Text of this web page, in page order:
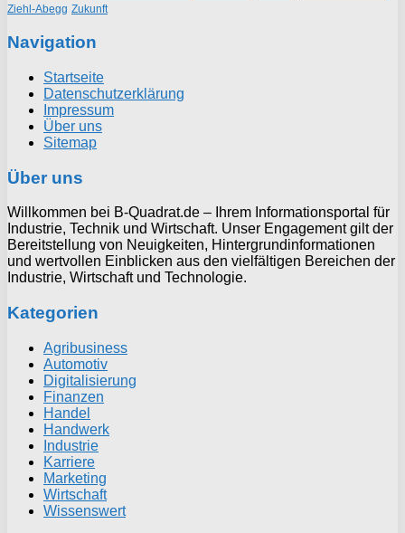
Ziehl-Abegg Zukunft
Navigation
Startseite
Datenschutzerklärung
Impressum
Über uns
Sitemap
Über uns
Willkommen bei B-Quadrat.de – Ihrem Informationsportal für
Industrie, Technik und Wirtschaft. Unser Engagement gilt der
Bereitstellung von Neuigkeiten, Hintergrundinformationen
und wertvollen Einblicken aus den vielfältigen Bereichen der
Industrie, Wirtschaft und Technologie.
Kategorien
Agribusiness
Automotiv
Digitalisierung
Finanzen
Handel
Handwerk
Industrie
Karriere
Marketing
Wirtschaft
Wissenswert